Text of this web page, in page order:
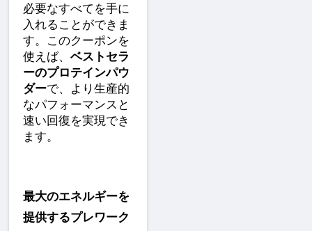
必要なすべてを手に
入れることができま
す。このクーポンを
使えば、 ベストセラ
ーのプロテインパウ
ダーで、より生産的
なパフォーマンスと
速い回復を実現でき
ます。
最大のエネルギーを
提供するプレワーク